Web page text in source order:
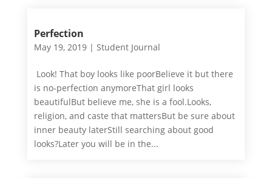
Perfection
May 19, 2019| Student Journal
Look! That boy looks like poorBelieve it but there
is no-perfection anymoreThat girl looks
beautifulBut believe me, she is a fool.Looks,
religion, and caste that mattersBut be sure about
inner beauty laterStill searching about good
looks?Later you will be in the...